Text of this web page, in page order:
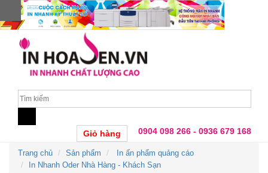
0904 098 266 - 0936 679 168
Giỏ hàng
Trang chủ Sản phẩm
In ấn phẩm quảng cáo
In Nhanh Oder Nhà Hàng - Khách Sạn